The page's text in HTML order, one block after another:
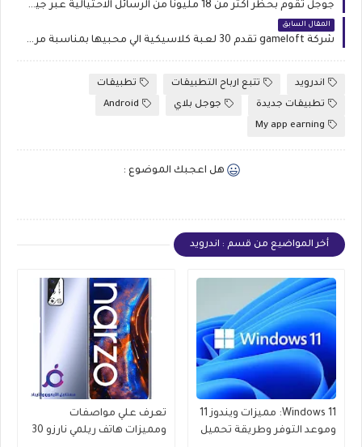
جوجل تقوم بحظر اكثر من 18 مليونا من الرسائل الاحتيالية عبر جيميل
المقال السابق
شركة gameloft تقدم 30 لعبة كلاسيكية الي محبيها بمناسبة مرور 20 عام علي تأسيس الشركة
اندرويد تتبع ارباح التطبيقات
تطبيقات
تطبيقات جديدة
جوجل بلاي
Android
My app earning
هل اعجبك الموضوع :
أخر المواضيع من قسم : اندرويد
Windows 11: مميزات ويندوز 11
وموعد التوفر وطريقة تحميل
تعرف علي مواصفات
ومميزات هاتف ريلمي نارزو 30